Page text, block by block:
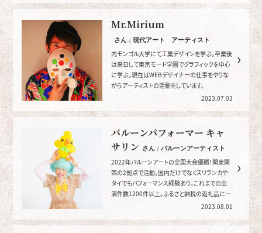
Mr.Mirium
さん / 現代アート アーティスト
内モンゴル大学にて工業デザインを学ぶ。卒業後
は来日して東京モード学園でグラフィックを中心
に学ぶ。現在はWEBデザイナーの仕事をやりな
がらアーティストの活動をしています。
2023.07.03
バルーンパフォーマー キャ
サリン さん / バルーンアーティスト
2022年バルーンアートの全国大会優勝！関東関
西の2拠点で活動。国内だけでなくスリランカや
タイでもパフォーマンス経験あり。これまでの出
演件数1200件以上。ふるさと納税の返礼品に掲
2023.08.01